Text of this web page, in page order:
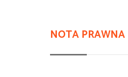
NOTA PRAWNA